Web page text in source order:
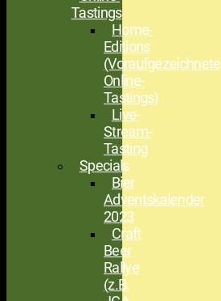
Tastings
Home-
Editions
(Voraufgezeichnete
Online-
Tastings)
Live-
Stream-
Tasting
Specials
Bier
Adventskalender
2023
Craft
Beer
Rallye
(z.B.